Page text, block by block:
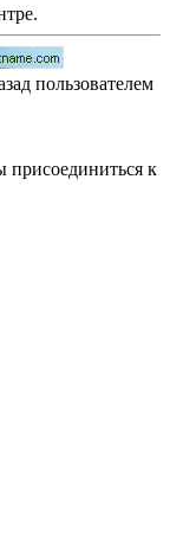
пользователем
присоединиться к